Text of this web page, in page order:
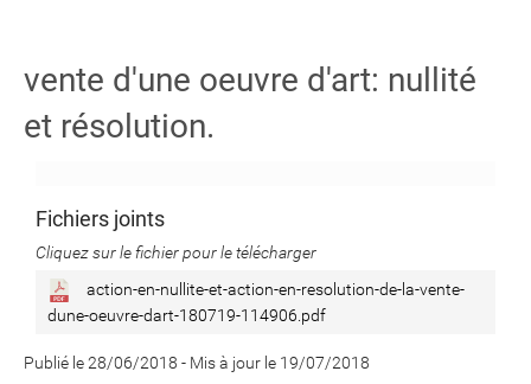
vente d'une oeuvre d'art: nullité
et résolution.
Fichiers joints
Cliquez sur le fichier pour le télécharger
action-en-nullite-et-action-en-resolution-de-la-vente-
dune-oeuvre-dart-180719-114906.pdf
Publié le 28/06/2018 - Mis à jour le 19/07/2018